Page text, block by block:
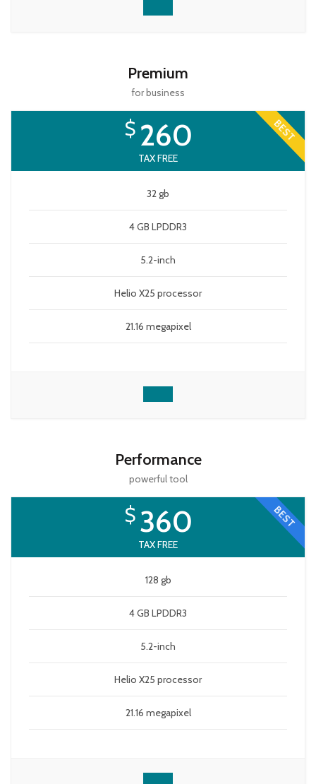
Premium
for business
BEST
$ 260
TAX FREE
32 gb
4 GB LPDDR3
5.2-inch
Helio X25 processor
21.16 megapixel
Performance
powerful tool
BEST
$ 360
TAX FREE
128 gb
4 GB LPDDR3
5.2-inch
Helio X25 processor
21.16 megapixel